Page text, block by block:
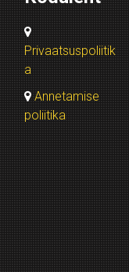
Privaatsuspoliitik
a
Annetamise
poliitika